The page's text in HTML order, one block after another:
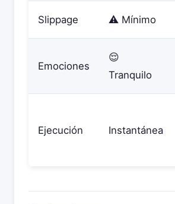
Slippage ⚠️ Mínimo
Emociones
😌
Tranquilo
Ejecución Instantánea